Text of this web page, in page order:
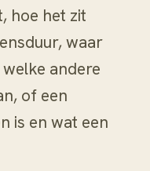
hoe het zit
waar
andere
of een
is en wat een